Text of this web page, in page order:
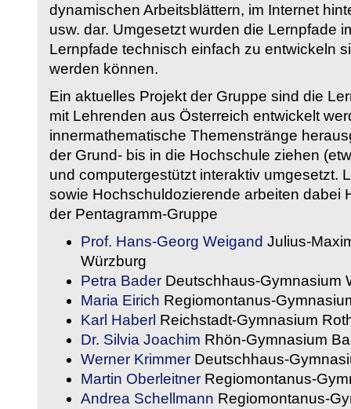
dynamischen Arbeitsblättern, im Internet
usw. dar. Umgesetzt wurden die Lernpfade
Lernpfade technisch einfach zu entwickeln
werden können.
Ein aktuelles Projekt der Gruppe sind die
mit Lehrenden aus Österreich entwickelt
innermathematische Themenstränge
der Grund- bis in die Hochschule ziehen
und computergestützt interaktiv umgesetzt.
sowie Hochschuldozierende arbeiten dabei
der Pentagramm-Gruppe
Prof. Hans-Georg Weigand Julius-
Würzburg
Petra Bader Deutschhaus-Gymnasium
Maria Eirich Regiomontanus-
Karl Haberl Reichstadt-Gymnasium
Dr. Silvia Joachim Rhön-Gymnasium
Werner Krimmer Deutschhaus-
Martin Oberleitner Regiomontanus-
Andrea Schellmann Regiomontanus-